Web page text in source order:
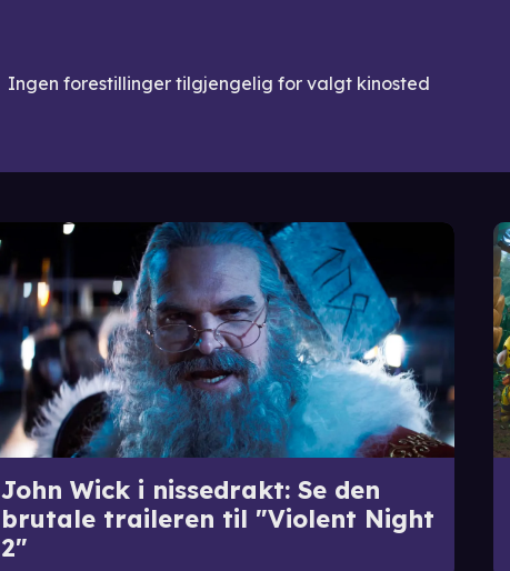
Ingen forestillinger tilgjengelig for valgt kinosted
John Wick i nissedrakt: Se den
brutale traileren til "Violent Night
2"